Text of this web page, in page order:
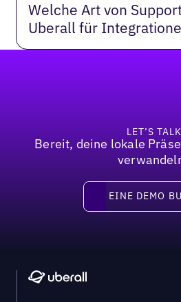
Welche Art von
Uberall für
LET’S TALK
Bereit, deine lokale
Eine Demo
EINE DEMO